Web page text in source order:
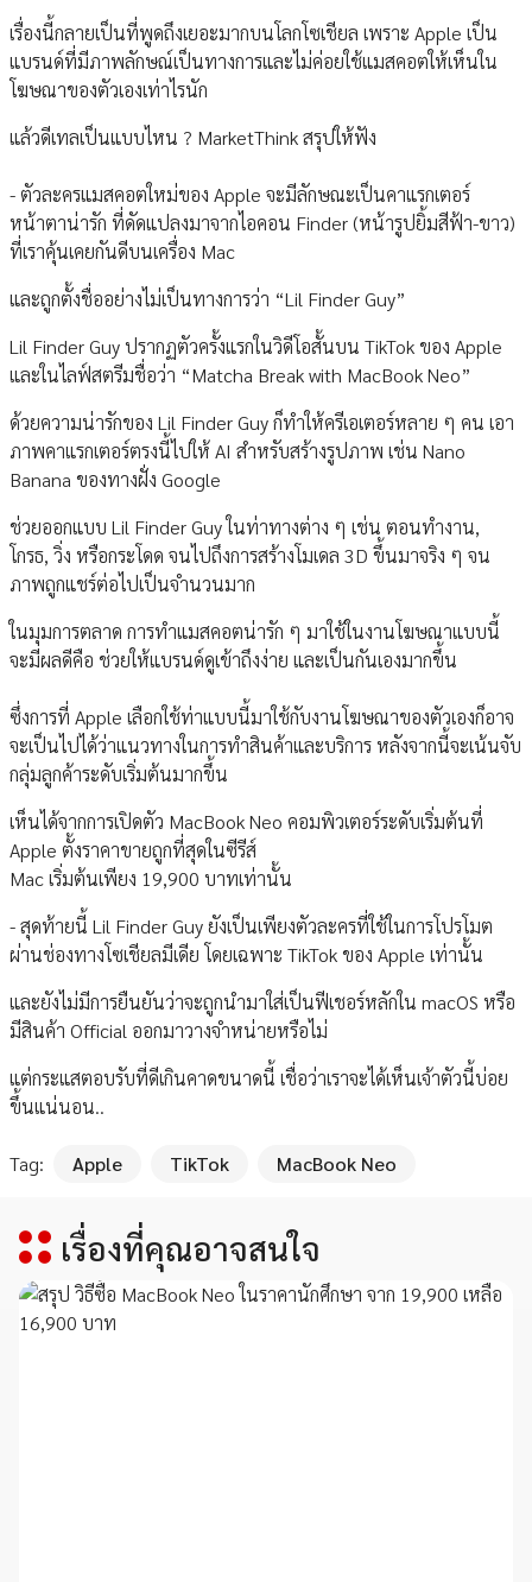
เรื่องนี้กลายเป็นที่พูดถึงเยอะมากบนโลกโซเชียล เพราะ Apple เป็น
แบรนด์ที่มีภาพลักษณ์เป็นทางการและไม่ค่อยใช้แมสคอตให้เห็นใน
โฆษณาของตัวเองเท่าไรนัก
แล้วดีเทลเป็นแบบไหน ? MarketThink สรุปให้ฟัง
- ตัวละครแมสคอตใหม่ของ Apple จะมีลักษณะเป็นคาแรกเตอร์
หน้าตาน่ารัก ที่ดัดแปลงมาจากไอคอน Finder (หน้ารูปยิ้มสีฟ้า-ขาว)
ที่เราคุ้นเคยกันดีบนเครื่อง Mac
และถูกตั้งชื่ออย่างไม่เป็นทางการว่า “Lil Finder Guy”
Lil Finder Guy ปรากฏตัวครั้งแรกในวิดีโอสั้นบน TikTok ของ Apple
และในไลฟ์สตรีมชื่อว่า “Matcha Break with MacBook Neo”
ด้วยความน่ารักของ Lil Finder Guy ก็ทำให้ครีเอเตอร์หลาย ๆ คน เอา
ภาพคาแรกเตอร์ตรงนี้ไปให้ AI สำหรับสร้างรูปภาพ เช่น Nano
Banana ของทางฝั่ง Google
ช่วยออกแบบ Lil Finder Guy ในท่าทางต่าง ๆ เช่น ตอนทำงาน,
โกรธ, วิ่ง หรือกระโดด จนไปถึงการสร้างโมเดล 3D ขึ้นมาจริง ๆ จน
ภาพถูกแชร์ต่อไปเป็นจำนวนมาก
ในมุมการตลาด การทำแมสคอตน่ารัก ๆ มาใช้ในงานโฆษณาแบบนี้
จะมีผลดีคือ ช่วยให้แบรนด์ดูเข้าถึงง่าย และเป็นกันเองมากขึ้น
ซึ่งการที่ Apple เลือกใช้ท่าแบบนี้มาใช้กับงานโฆษณาของตัวเองก็อาจ
จะเป็นไปได้ว่าแนวทางในการทำสินค้าและบริการ หลังจากนี้จะเน้นจับ
กลุ่มลูกค้าระดับเริ่มต้นมากขึ้น
เห็นได้จากการเปิดตัว MacBook Neo คอมพิวเตอร์ระดับเริ่มต้นที่
Apple ตั้งราคาขายถูกที่สุดในซีรีส์
Mac เริ่มต้นเพียง 19,900 บาทเท่านั้น
- สุดท้ายนี้ Lil Finder Guy ยังเป็นเพียงตัวละครที่ใช้ในการโปรโมต
ผ่านช่องทางโซเชียลมีเดีย โดยเฉพาะ TikTok ของ Apple เท่านั้น
และยังไม่มีการยืนยันว่าจะถูกนำมาใส่เป็นฟีเชอร์หลักใน macOS หรือ
มีสินค้า Official ออกมาวางจำหน่ายหรือไม่
แต่กระแสตอบรับที่ดีเกินคาดขนาดนี้ เชื่อว่าเราจะได้เห็นเจ้าตัวนี้บ่อย
ขึ้นแน่นอน..
Tag: Apple TikTok MacBook Neo
เรื่องที่คุณอาจสนใจ